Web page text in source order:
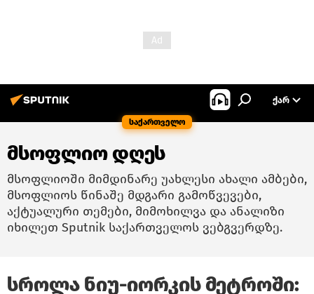
საქართველო
ᲥᲐᲠ
მსოფლიო დღეს
მსოფლიოში მიმდინარე უახლესი ახალი ამბები,
მსოფლიოს წინაშე მდგარი გამოწვევები,
აქტუალური თემები, მიმოხილვა და ანალიზი
იხილეთ Sputnik საქართველოს ვებგვერდზე.
სროლა ნიუ-იორკის მეტროში: